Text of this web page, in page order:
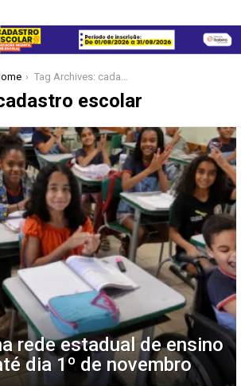
Tag Archives: cadastro escolar
escolar
rede estadual de ensino
dia 1º de novembro